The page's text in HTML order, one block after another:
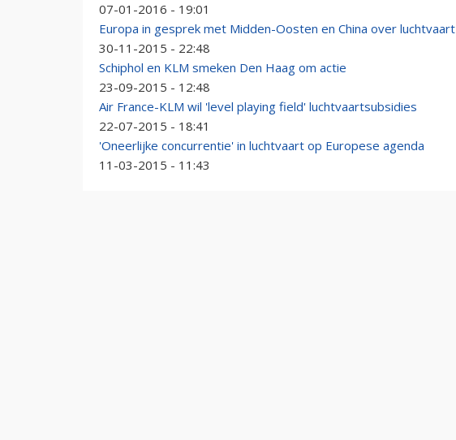
07-01-2016 - 19:01
Europa in gesprek met Midden-Oosten en China over luchtvaart
30-11-2015 - 22:48
Schiphol en KLM smeken Den Haag om actie
23-09-2015 - 12:48
Air France-KLM wil 'level playing field' luchtvaartsubsidies
22-07-2015 - 18:41
'Oneerlijke concurrentie' in luchtvaart op Europese agenda
11-03-2015 - 11:43